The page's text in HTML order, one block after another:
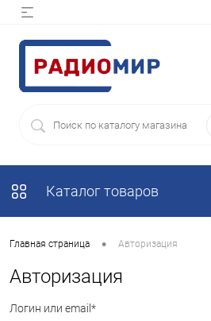
Каталог товаров
Главная страница • Авторизация
Авторизация
Логин или email*